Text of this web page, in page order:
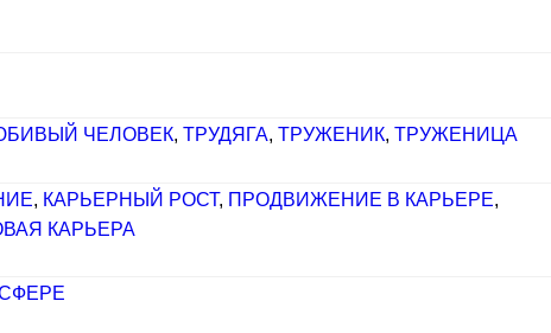
ЧЕЛОВЕК, ТРУДЯГА, ТРУЖЕНИК, ТРУЖЕНИЦА
, КАРЬЕРНЫЙ РОСТ, ПРОДВИЖЕНИЕ В КАРЬЕРЕ,
КАРЬЕРА